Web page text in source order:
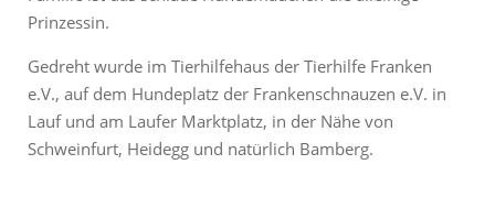
Prinzessin.
Gedreht wurde im Tierhilfehaus der Tierhilfe Franken
e.V., auf dem Hundeplatz der Frankenschnauzen e.V. in
Lauf und am Laufer Marktplatz, in der Nähe von
Schweinfurt, Heidegg und natürlich Bamberg.